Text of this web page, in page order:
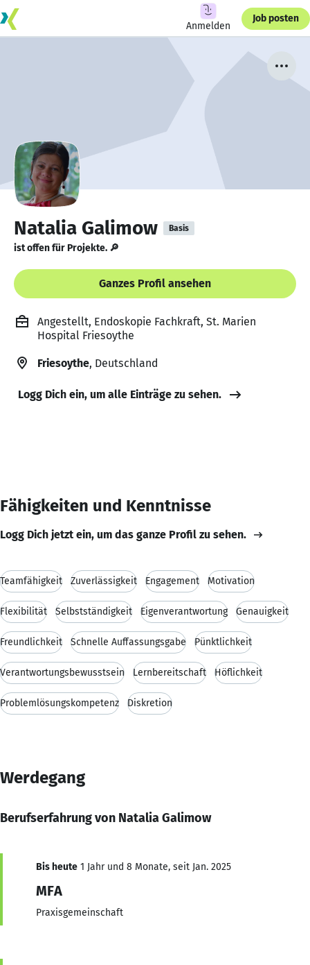
Anmelden
Job posten
Natalia Galimow Basis
ist offen für Projekte. 🔎
Ganzes Profil ansehen
Angestellt, Endoskopie Fachkraft, St. Marien
Hospital Friesoythe
Friesoythe, Deutschland
Logg Dich ein, um alle Einträge zu sehen.
Fähigkeiten und Kenntnisse
Logg Dich jetzt ein, um das ganze Profil zu sehen.
Teamfähigkeit Zuverlässigkeit Engagement Motivation
Flexibilität Selbstständigkeit Eigenverantwortung Genauigkeit
Freundlichkeit Schnelle Auffassungsgabe Pünktlichkeit
Verantwortungsbewusstsein Lernbereitschaft Höflichkeit
Problemlösungskompetenz Diskretion
Werdegang
Berufserfahrung von Natalia Galimow
Bis heute 1 Jahr und 8 Monate, seit Jan. 2025
MFA
Praxisgemeinschaft